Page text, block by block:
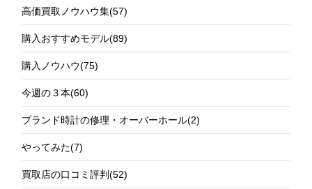
高価買取ノウハウ集(57)
購入おすすめモデル(89)
購入ノウハウ(75)
今週の３本(60)
ブランド時計の修理・オーバーホール(2)
やってみた(7)
買取店の口コミ評判(52)